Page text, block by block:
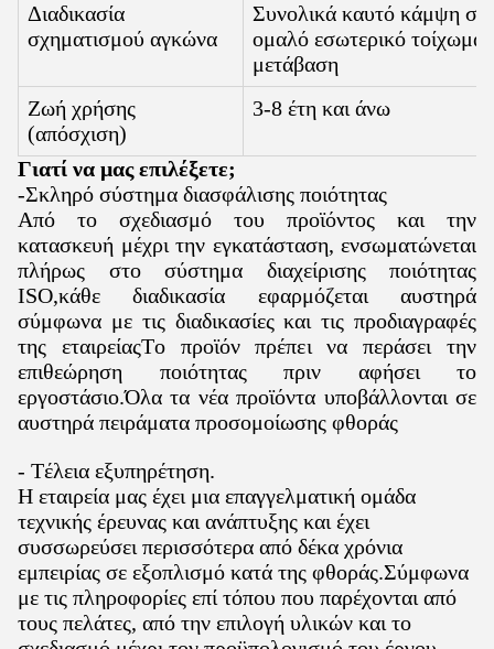
Διαδικασία
σχηματισμού αγκώνα
Συνολικά καυτό κάμψη
ομαλό εσωτερικό
μετάβαση
Ζωή χρήσης
(απόσχιση)
3-8 έτη και άνω
Γιατί να μας επιλέξετε;
-Σκληρό σύστημα διασφάλισης ποιότητας
Από το σχεδιασμό του προϊόντος και την
κατασκευή μέχρι την εγκατάσταση, ενσωματώνεται
πλήρως στο σύστημα διαχείρισης ποιότητας
ISO,κάθε διαδικασία εφαρμόζεται αυστηρά
σύμφωνα με τις διαδικασίες και τις προδιαγραφές
της εταιρείαςΤο προϊόν πρέπει να περάσει την
επιθεώρηση ποιότητας πριν αφήσει το
εργοστάσιο.Όλα τα νέα προϊόντα υποβάλλονται σε
αυστηρά πειράματα προσομοίωσης φθοράς
- Τέλεια εξυπηρέτηση.
Η εταιρεία μας έχει μια επαγγελματική ομάδα
τεχνικής έρευνας και ανάπτυξης και έχει
συσσωρεύσει περισσότερα από δέκα χρόνια
εμπειρίας σε εξοπλισμό κατά της φθοράς.Σύμφωνα
με τις πληροφορίες επί τόπου που παρέχονται από
τους πελάτες, από την επιλογή υλικών και το